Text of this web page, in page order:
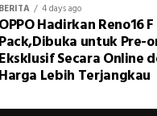
BERITA 4 days ago
OPPO Hadirkan Reno16
Pack,Dibuka untuk Pre-
Eksklusif Secara Online
Harga Lebih Terjangkau